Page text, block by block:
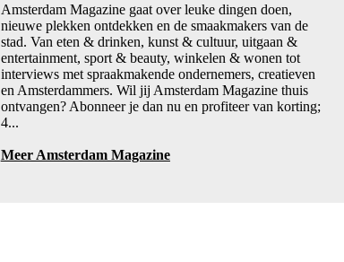
Amsterdam Magazine gaat over leuke dingen doen,
nieuwe plekken ontdekken en de smaakmakers van de
stad. Van eten & drinken, kunst & cultuur, uitgaan &
entertainment, sport & beauty, winkelen & wonen tot
interviews met spraakmakende ondernemers, creatieven
en Amsterdammers. Wil jij Amsterdam Magazine thuis
ontvangen? Abonneer je dan nu en profiteer van korting;
4...
Meer Amsterdam Magazine